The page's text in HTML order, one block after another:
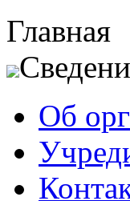
Главная
Об